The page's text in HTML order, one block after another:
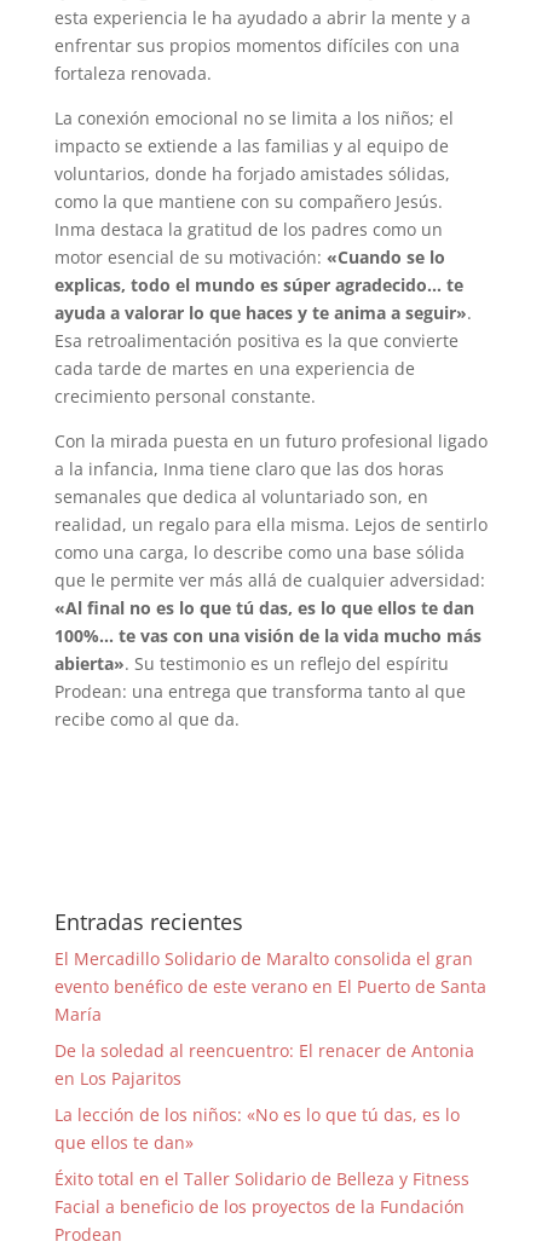
esta experiencia le ha ayudado a abrir la mente y a
enfrentar sus propios momentos difíciles con una
fortaleza renovada.
La conexión emocional no se limita a los niños; el
impacto se extiende a las familias y al equipo de
voluntarios, donde ha forjado amistades sólidas,
como la que mantiene con su compañero Jesús.
Inma destaca la gratitud de los padres como un
motor esencial de su motivación: «Cuando se lo
explicas, todo el mundo es súper agradecido… te
ayuda a valorar lo que haces y te anima a seguir».
Esa retroalimentación positiva es la que convierte
cada tarde de martes en una experiencia de
crecimiento personal constante.
Con la mirada puesta en un futuro profesional ligado
a la infancia, Inma tiene claro que las dos horas
semanales que dedica al voluntariado son, en
realidad, un regalo para ella misma. Lejos de sentirlo
como una carga, lo describe como una base sólida
que le permite ver más allá de cualquier adversidad:
«Al final no es lo que tú das, es lo que ellos te dan
100%… te vas con una visión de la vida mucho más
abierta». Su testimonio es un reflejo del espíritu
Prodean: una entrega que transforma tanto al que
recibe como al que da.
Entradas recientes
El Mercadillo Solidario de Maralto consolida el gran
evento benéfico de este verano en El Puerto de Santa
María
De la soledad al reencuentro: El renacer de Antonia
en Los Pajaritos
La lección de los niños: «No es lo que tú das, es lo
que ellos te dan»
Éxito total en el Taller Solidario de Belleza y Fitness
Facial a beneficio de los proyectos de la Fundación
Prodean